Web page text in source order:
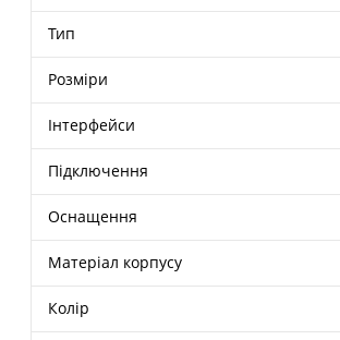
Тип
Розміри
Інтерфейси
Підключення
Оснащення
Матеріал корпусу
Колір